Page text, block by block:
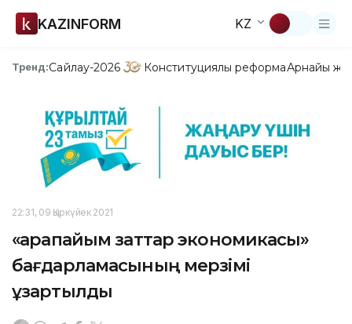
KAZINFORM KZ
Тренд:Сайлау-2026 Конституциялық реформаАрнайы
22:31, 09 Қыркүйек 2021
«Қарапайым заттар экономикасы»
бағдарламасының мерзімі
ұзартылды